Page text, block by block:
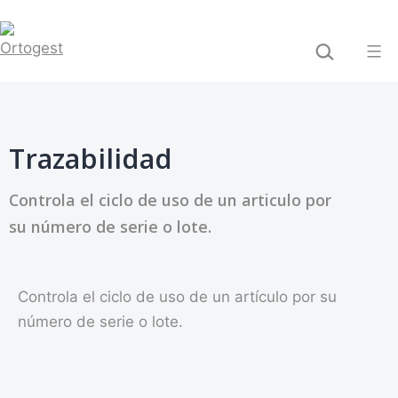
al
contenido
Trazabilidad
Controla el ciclo de uso de un articulo por
su número de serie o lote.
Controla el ciclo de uso de un artículo por su
número de serie o lote.